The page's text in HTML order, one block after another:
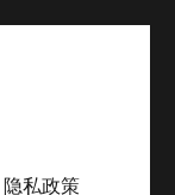
隐私政策